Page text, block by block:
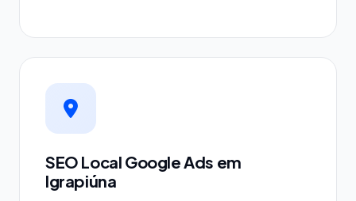
SEO Local Google Ads em
Igrapiúna